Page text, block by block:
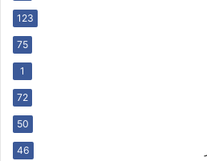
123
75
1
72
50
46